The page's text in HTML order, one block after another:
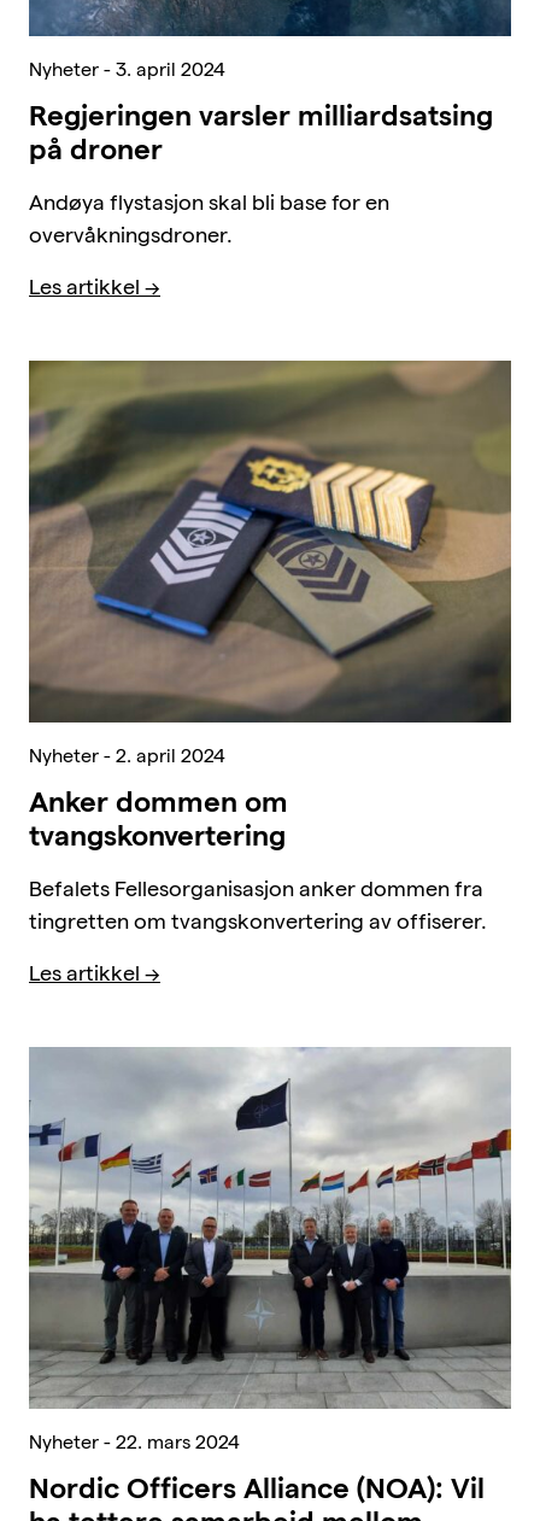
Nyheter - 3. april 2024
Regjeringen varsler milliardsatsing
på droner
Andøya flystasjon skal bli base for en
overvåkningsdroner.
Les artikkel
Nyheter - 2. april 2024
Anker dommen om
tvangskonvertering
Befalets Fellesorganisasjon anker dommen fra
tingretten om tvangskonvertering av offiserer.
Les artikkel
Nyheter - 22. mars 2024
Nordic Officers Alliance (NOA): Vil